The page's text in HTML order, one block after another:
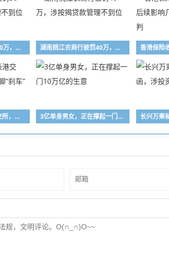
农行尉犁县支行被罚30万，涉信贷业务管理不到位 湖南桃江农商行被罚40万，涉按揭贷款管理不到位
百利天恒四度递表港交所，去年IPO临门一脚“刹车”后再闯关 3亿单身男女，正在撑起一门10万亿的生意